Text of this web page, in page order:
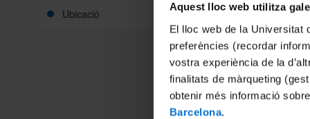
Aquest lloc web utilitza
El lloc web de la Universitat
preferències (recordar
vostra experiència de la
finalitats de màrqueting
obtenir més informació
Barcelona.
Ubicació
En el
detall
explica
canvis
en el